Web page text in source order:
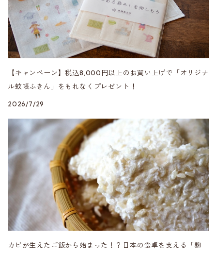
【キャンペーン】税込8,000円以上のお買い上げで「オリジナ
ル蚊帳ふきん」をもれなくプレゼント！
2026/7/29
カビが生えたご飯から始まった！？日本の食卓を支える「麹